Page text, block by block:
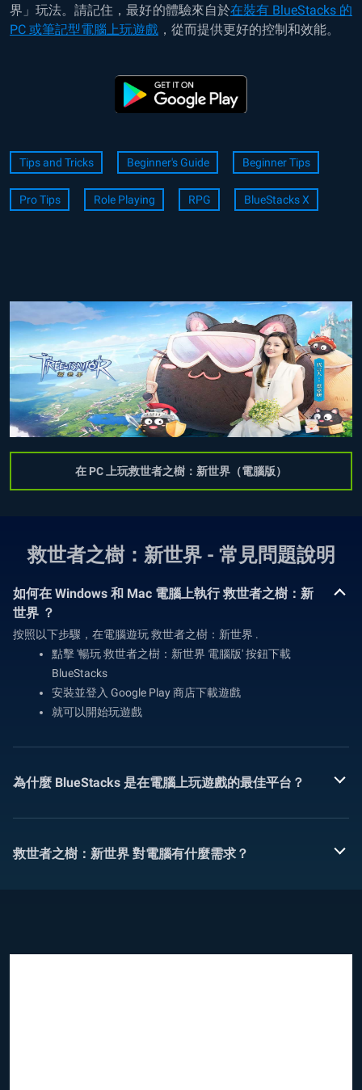
界」玩法。請記住，最好的體驗來自於在裝有 BlueStacks 的
PC 或筆記型電腦上玩遊戲 ，從而提供更好的控制和效能。
Tips and Tricks Beginner's Guide Beginner Tips
Pro Tips Role Playing RPG BlueStacks X
在 PC 上玩救世者之樹：新世界（電腦版）
救世者之樹：新世界 - 常見問題說明
如何在 Windows 和 Mac 電腦上執行 救世者之樹：新
世界 ？
按照以下步驟，在電腦遊玩 救世者之樹：新世界 .
點擊 '暢玩 救世者之樹：新世界 電腦版' 按鈕下載
BlueStacks
安裝並登入 Google Play 商店下載遊戲
就可以開始玩遊戲
為什麼 BlueStacks 是在電腦上玩遊戲的最佳平台？
救世者之樹：新世界 對電腦有什麼需求？